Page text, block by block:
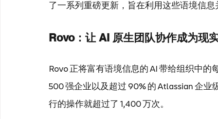
了一系列重磅更新，旨在利用这些语境信
Rovo：让 AI 原生团队协作成为现
Rovo 正将富有语境信息的 AI 带给组织中
500 强企业以及超过 90% 的 Atlassian 企
行的操作就超过了 1,400 万次。